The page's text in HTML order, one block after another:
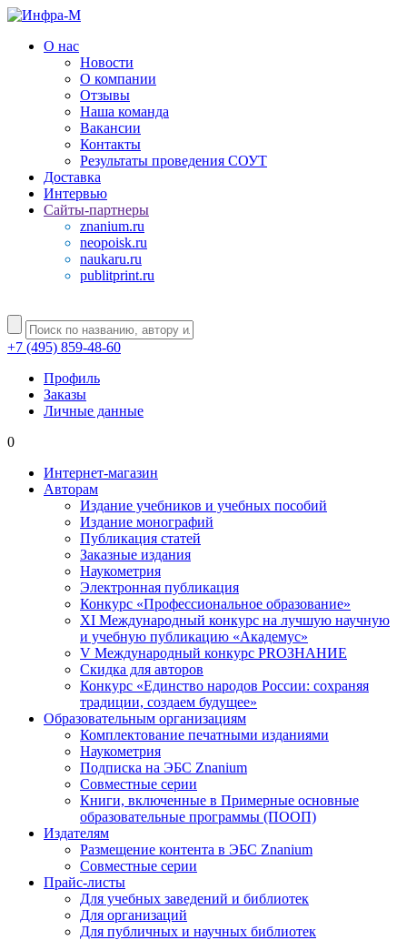
О нас
Новости
О компании
Отзывы
Наша команда
Вакансии
Контакты
Результаты проведения СОУТ
Доставка
Интервью
Сайты-партнеры
znanium.ru
neopoisk.ru
naukaru.ru
publitprint.ru
+7 (495) 859-48-60
Профиль
Заказы
Личные данные
0
Интернет-магазин
Авторам
Издание учебников и учебных пособий
Издание монографий
Публикация статей
Заказные издания
Наукометрия
Электронная публикация
Конкурс «Профессиональное образование»
XI Международный конкурс на лучшую научную
и учебную публикацию «Академус»
V Международный конкурс PROЗНАНИЕ
Скидка для авторов
Конкурс «Единство народов России: сохраняя
традиции, создаем будущее»
Образовательным организациям
Комплектование печатными изданиями
Наукометрия
Подписка на ЭБС Znanium
Совместные серии
Книги, включенные в Примерные основные
образовательные программы (ПООП)
Издателям
Размещение контента в ЭБС Znanium
Совместные серии
Прайс-листы
Для учебных заведений и библиотек
Для организаций
Для публичных и научных библиотек